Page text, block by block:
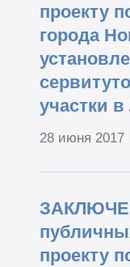
проекту
города
участки
28 июня 2017
проекту